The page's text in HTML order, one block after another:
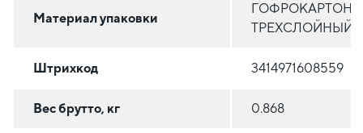
Материал упаковки
ГОФРОКАРТОН
ТРЕХСЛОЙНЫЙ
Штрихкод 3414971608559
Вес брутто, кг 0.868